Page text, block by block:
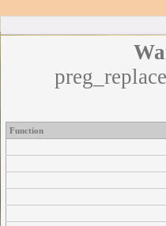
Function